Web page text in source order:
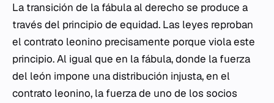
La transición de la fábula al derecho se produce a
través del principio de equidad. Las leyes reproban
el contrato leonino precisamente porque viola este
principio. Al igual que en la fábula, donde la fuerza
del león impone una distribución injusta, en el
contrato leonino, la fuerza de uno de los socios